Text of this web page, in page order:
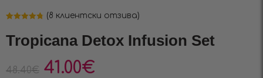
базирано на
потребителски
(8 клиентски отзива)
Tropicana Detox Infusion Set
48.40€ 41.00€